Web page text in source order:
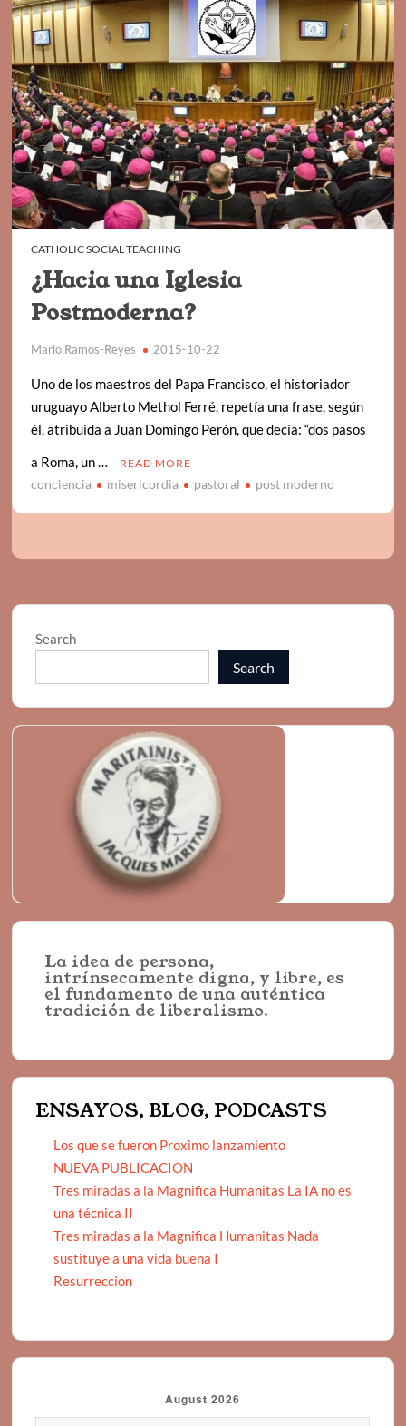
CATHOLIC SOCIAL TEACHING
¿Hacia una Iglesia
Postmoderna?
Mario Ramos-Reyes 2015-10-22
Uno de los maestros del Papa Francisco, el historiador
uruguayo Alberto Methol Ferré, repetía una frase, según
él, atribuida a Juan Domingo Perón, que decía: “dos pasos
a Roma, un …
READ MORE
conciencia misericordia pastoral post moderno
Search
Search
La idea de persona,
intrínsecamente digna, y libre, es
el fundamento de una auténtica
tradición de liberalismo.
ENSAYOS, BLOG, PODCASTS
Los que se fueron Proximo lanzamiento
NUEVA PUBLICACION
Tres miradas a la Magnifica Humanitas La IA no es
una técnica II
Tres miradas a la Magnifica Humanitas Nada
sustituye a una vida buena I
Resurreccion
August 2026